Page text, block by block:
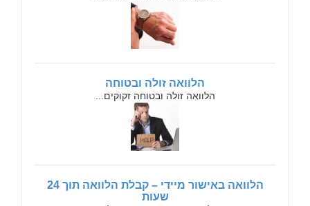
הלוואה זולה ובטוחה
הלוואה זולה ובטוחה זקוקים...
הלוואה באישור מיידי – קבלת הלוואה תוך 24
שעות